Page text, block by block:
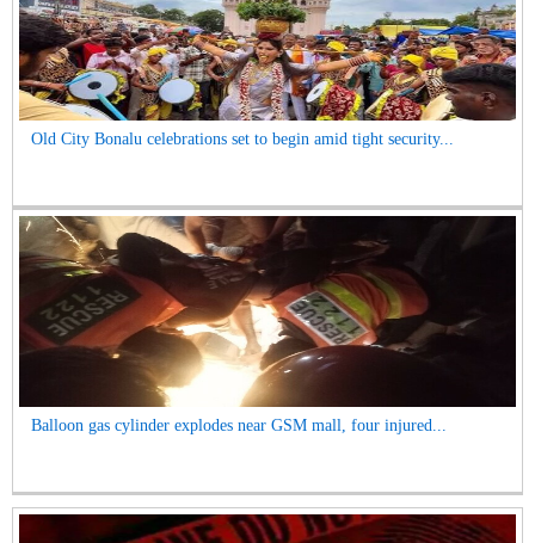
Old City Bonalu celebrations set to begin amid tight security...
Balloon gas cylinder explodes near GSM mall, four injured...